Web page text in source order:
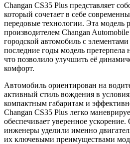
Changan CS35 Plus представляет
который сочетает в себе
передовые технологии. Эта модель
производителем Changan
городской автомобиль с
последние годы модель претерпела
что позволило улучшить её
комфорт.
Автомобиль ориентирован на
активный стиль вождения в
компактным габаритам и
Changan CS35 Plus легко
обеспечивает уверенное
инженеры уделили именно
их ключевыми преимуществами